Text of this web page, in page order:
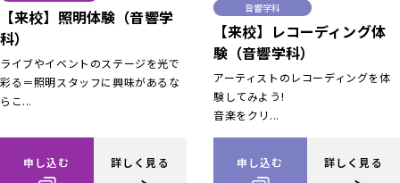
【来校】照明体験（音響学
科）
ライブやイベントのステージを光で
彩る＝照明スタッフに興味があるな
らこ...
申し込む 詳しく見る
音響学科
【来校】レコーディング体
験（音響学科）
アーティストのレコーディングを体
験してみよう!
音楽をクリ...
申し込む 詳しく見る